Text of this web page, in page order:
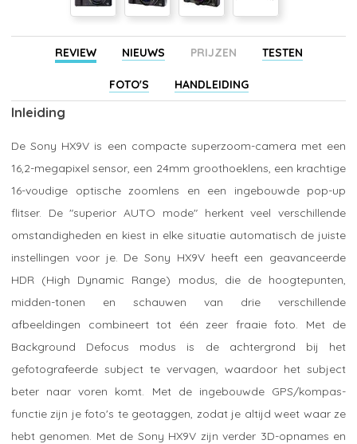
REVIEW NIEUWS PRIJZEN TESTEN
FOTO'S HANDLEIDING
Inleiding
De Sony HX9V is een compacte superzoom-camera met een
16,2-megapixel sensor, een 24mm groothoeklens, een krachtige
16-voudige optische zoomlens en een ingebouwde pop-up
flitser. De "superior AUTO mode" herkent veel verschillende
omstandigheden en kiest in elke situatie automatisch de juiste
instellingen voor je. De Sony HX9V heeft een geavanceerde
HDR (High Dynamic Range) modus, die de hoogtepunten,
midden-tonen en schauwen van drie verschillende
afbeeldingen combineert tot één zeer fraaie foto. Met de
Background Defocus modus is de achtergrond bij het
gefotografeerde subject te vervagen, waardoor het subject
beter naar voren komt. Met de ingebouwde GPS/kompas-
functie zijn je foto's te geotaggen, zodat je altijd weet waar ze
hebt genomen. Met de Sony HX9V zijn verder 3D-opnames en